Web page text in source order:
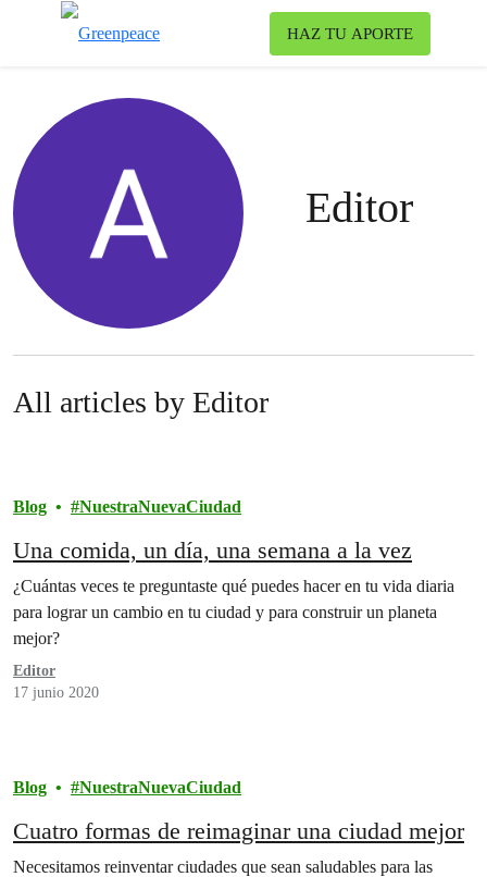
HAZ TU APORTE
Editor
All articles by Editor
Blog NuestraNuevaCiudad
Una comida, un día, una semana a la vez
¿Cuántas veces te preguntaste qué puedes hacer en tu vida diaria
para lograr un cambio en tu ciudad y para construir un planeta
mejor?
Editor
17 junio 2020
Blog NuestraNuevaCiudad
Cuatro formas de reimaginar una ciudad mejor
Necesitamos reinventar ciudades que sean saludables para las